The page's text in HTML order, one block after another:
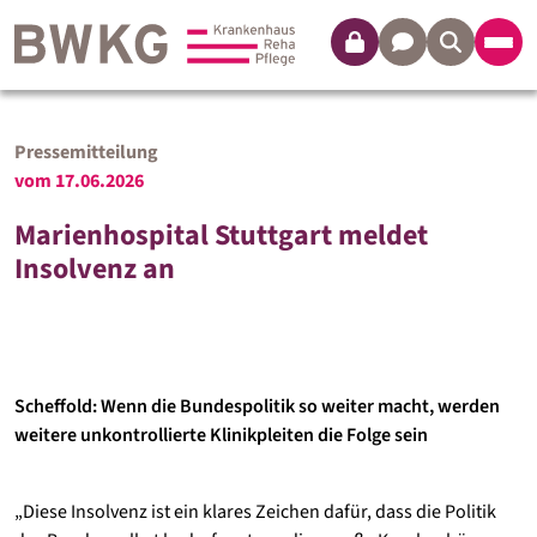
LoginKontakt
Pressemitteilung
vom 17.06.2026
Marienhospital Stuttgart meldet
Insolvenz an
Scheffold: Wenn die Bundespolitik so weiter macht, werden
weitere unkontrollierte Klinikpleiten die Folge sein
„Diese Insolvenz ist ein klares Zeichen dafür, dass die Politik